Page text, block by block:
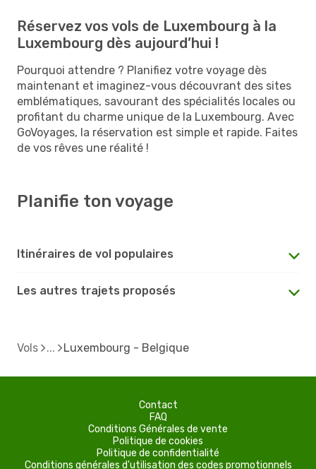
Réservez vos vols de Luxembourg à la
Luxembourg dès aujourd’hui !
Pourquoi attendre ? Planifiez votre voyage dès
maintenant et imaginez-vous découvrant des sites
emblématiques, savourant des spécialités locales ou
profitant du charme unique de la Luxembourg. Avec
GoVoyages, la réservation est simple et rapide. Faites
de vos rêves une réalité !
Planifie ton voyage
Itinéraires de vol populaires
Les autres trajets proposés
Vols Luxembourg - Belgique
Contact
FAQ
Conditions Générales de vente
Politique de cookies
Politique de confidentialité
Conditions générales d'utilisation des codes promotionnels